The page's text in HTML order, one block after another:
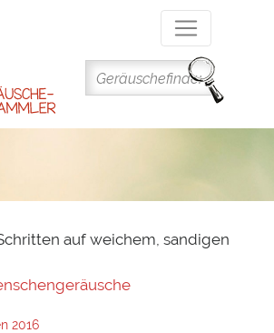
Inhalt
auf weichem, sandigen
2016